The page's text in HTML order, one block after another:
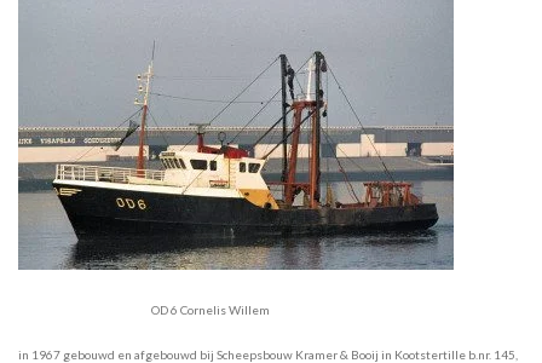
OD 6 Cornelis Willem
in 1967 gebouwd en afgebouwd bij Scheepsbouw Kramer & Booij in Kootstertille b.nr. 145,